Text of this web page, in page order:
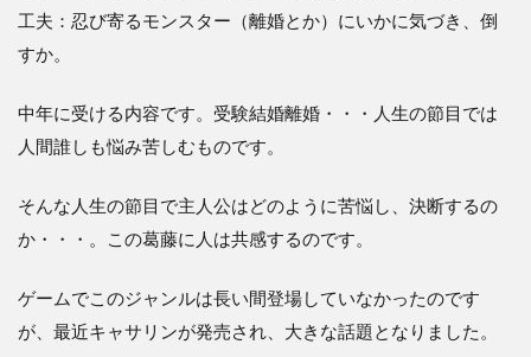
工夫：忍び寄るモンスター（離婚とか）にいかに気づき、倒
すか。
中年に受ける内容です。受験結婚離婚・・・人生の節目では
人間誰しも悩み苦しむものです。
そんな人生の節目で主人公はどのように苦悩し、決断するの
か・・・。この葛藤に人は共感するのです。
ゲームでこのジャンルは長い間登場していなかったのです
が、最近キャサリンが発売され、大きな話題となりました。